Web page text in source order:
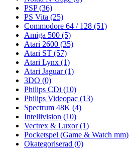
PSP(36)
PS Vita (25)
Commodore 64 / 128 (51)
Amiga 500 (5)
Atari 2600 (35)
Atari ST (57)
Atari Lynx (1)
Atari Jaguar(1)
3DO (0)
Philips CDi (10)
Philips Videopac (13)
Spectrum 48K (4)
Intellivision (10)
Vectrex & Luxor(1)
Pocketspel (Game & Watch mm)
Okategoriserad (0)